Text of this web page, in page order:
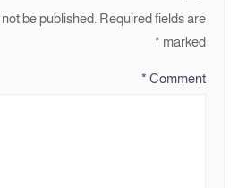
be published. Required fields are
marked
*
Comment
*